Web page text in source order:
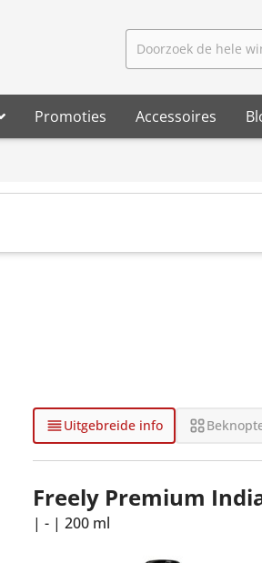
Promoties Accessoires
Doorzoek de hele
available
available
Uitgebreide info
Freely Premium
| - | 200 ml